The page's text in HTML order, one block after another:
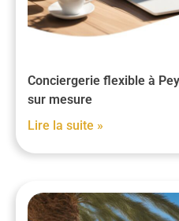
Conciergerie flexible à
sur mesure
Lire la suite »